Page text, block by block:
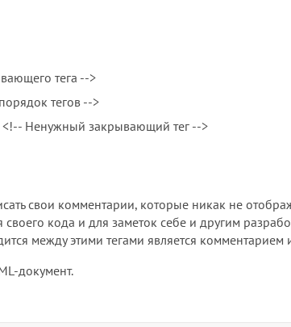
тега -->
тегов -->
<!-- Ненужный закрывающий тег -->
свои комментарии, которые никак не
кода и для заметок себе и другим
между этими тегами является комментарием
документ.